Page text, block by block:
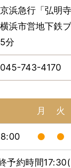
京浜急行「弘明
横浜市営地下鉄
5分
045-743-4170
月 火
予約時間17:30(